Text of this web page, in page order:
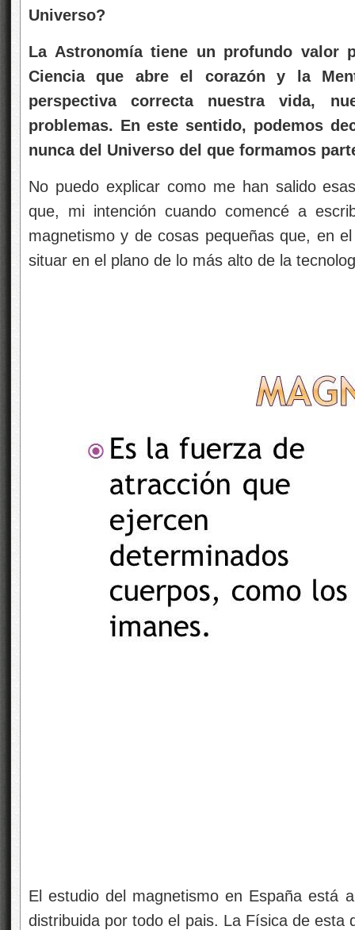
Universo?
La Astronomía tiene un profundo valor
Ciencia que abre el corazón y la
perspectiva correcta nuestra vida,
problemas. En este sentido, podemos
nunca del Universo del que formamos
No puedo explicar como me han salido
que, mi intención cuando comencé a
magnetismo y de cosas pequeñas que, en
situar en el plano de lo más alto de la
El estudio del magnetismo en España está
distribuida por todo el pais. La Física de esta